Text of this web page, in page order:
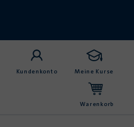
Kundenkonto Meine Kurse
Warenkorb